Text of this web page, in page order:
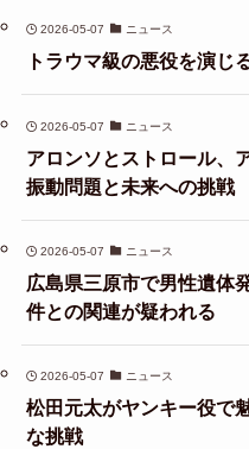
2026-05-07 ニュース
トラウマ級の悪役を演じ
2026-05-07 ニュース
アロンソとストロール、
振動問題と未来への挑戦
2026-05-07 ニュース
広島県三原市で男性遺体
件との関連が疑われる
2026-05-07 ニュース
松田元太がヤンキー役で
な挑戦